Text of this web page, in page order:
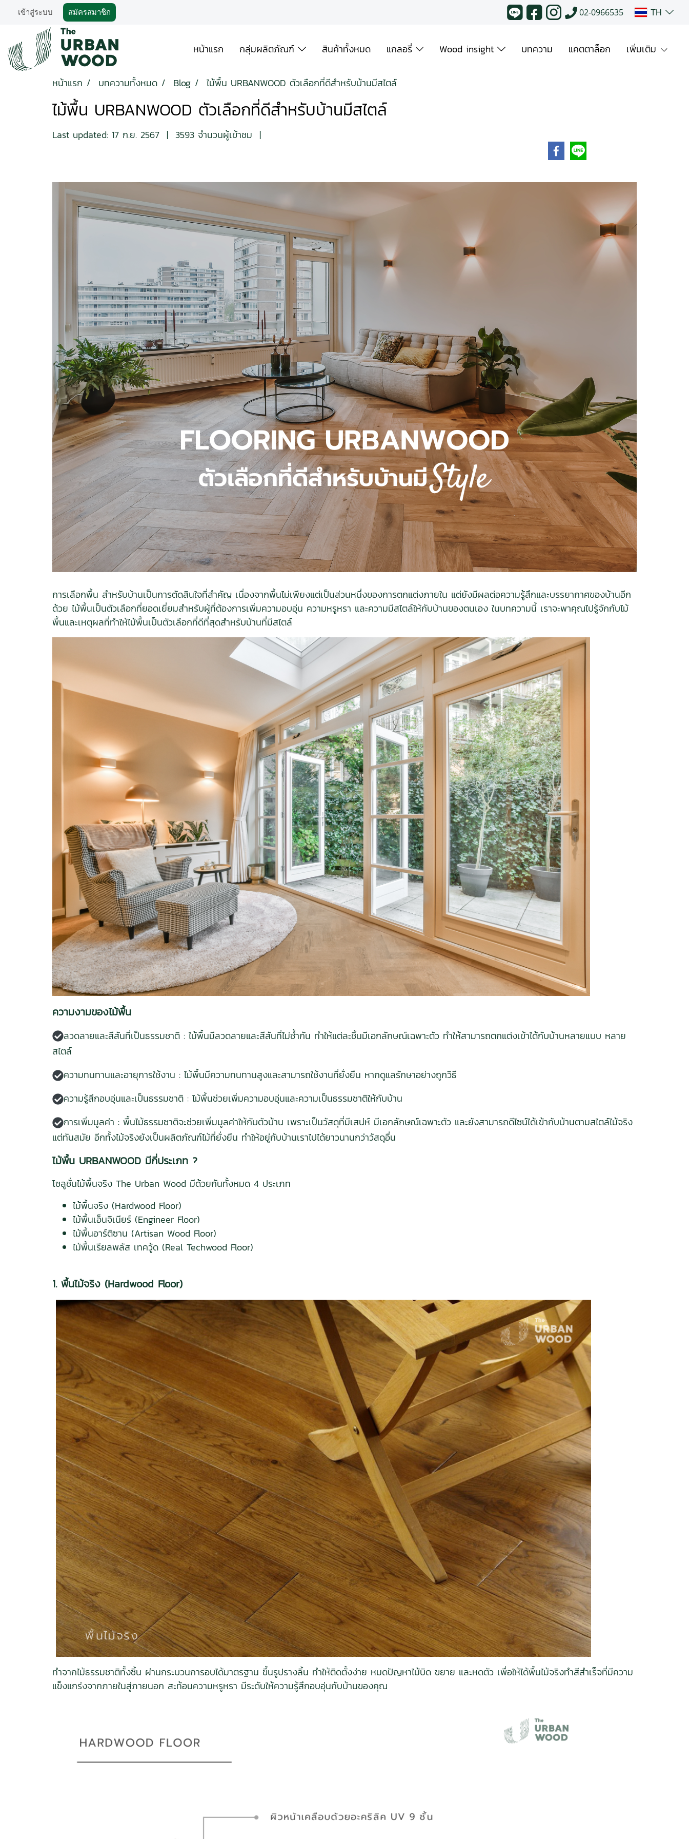
เข้าสู่ระบบ สมัครสมาชิก 02-0966535 TH
หน้าแรก กลุ่มผลิตภัณฑ์ สินค้าทั้งหมด แกลอรี่ Wood insight บทความ แคตตาล็อก เพิ่มเติม
หน้าแรก บทความทั้งหมด Blog ไม้พื้น URBANWOOD ตัวเลือกที่ดีสำหรับบ้านมีสไตล์
ไม้พื้น URBANWOOD ตัวเลือกที่ดีสำหรับบ้านมีสไตล์
Last updated: 17 ก.ย. 2567 | 3593 จำนวนผู้เข้าชม |
การเลือกพื้น สำหรับบ้านเป็นการตัดสินใจที่สำคัญ เนื่องจากพื้นไม่เพียงแต่เป็นส่วนหนึ่งของการตกแต่งภายใน แต่ยังมีผลต่อความรู้สึกและบรรยากาศของบ้านอีก
ด้วย ไม้พื้นเป็นตัวเลือกที่ยอดเยี่ยมสำหรับผู้ที่ต้องการเพิ่มความอบอุ่น ความหรูหรา และความมีสไตล์ให้กับบ้านของตนเอง ในบทความนี้ เราจะพาคุณไปรู้จักกับไม้
พื้นและเหตุผลที่ทำให้ไม้พื้นเป็นตัวเลือกที่ดีที่สุดสำหรับบ้านที่มีสไตล์
ความงามของไม้พื้น
ลวดลายและสีสันที่เป็นธรรมชาติ : ไม้พื้นมีลวดลายและสีสันที่ไม่ซ้ำกัน ทำให้แต่ละชิ้นมีเอกลักษณ์เฉพาะตัว ทำให้สามารถตกแต่งเข้าได้กับบ้านหลายแบบ หลาย
สไตล์
ความทนทานและอายุการใช้งาน : ไม้พื้นมีความทนทานสูงและสามารถใช้งานที่ยั่งยืน หากดูแลรักษาอย่างถูกวิธี
ความรู้สึกอบอุ่นและเป็นธรรมชาติ : ไม้พื้นช่วยเพิ่มความอบอุ่นและความเป็นธรรมชาติให้กับบ้าน
การเพิ่มมูลค่า : พื้นไม้ธรรมชาติจะช่วยเพิ่มมูลค่าให้กับตัวบ้าน เพราะเป็นวัสดุที่มีเสน่ห์ มีเอกลักษณ์เฉพาะตัว และยังสามารถดีไซน์ได้เข้ากับบ้านตามสไตล์ไม้จริง
แต่ทันสมัย อีกทั้งไม้จริงยังเป็นผลิตภัณฑ์ไม้ที่ยั่งยืน ทำให้อยู่กับบ้านเราไปได้ยาวนานกว่าวัสดุอื่น
ไม้พื้น URBANWOOD มีกี่ประเภท ?
โซลูชั่นไม้พื้นจริง The Urban Wood มีด้วยกันทั้งหมด 4 ประเภท
ไม้พื้นจริง (Hardwood Floor)
ไม้พื้นเอ็นจิเนียร์ (Engineer Floor)
ไม้พื้นอาร์ติซาน (Artisan Wood Floor)
ไม้พื้นเรียลพลัส เทควู้ด (Real Techwood Floor)
1. พื้นไม้จริง (Hardwood Floor)
ทำจากไม้ธรรมชาติทั้งชิ้น ผ่านกระบวนการอบได้มาตรฐาน ขึ้นรูปรางลิ้น ทําให้ติดตั้งง่าย หมดปัญหาไม้บิด ขยาย และหดตัว เพื่อให้ได้พื้นไม้จริงทําสีสําเร็จที่มีความ
แข็งแกร่งจากภายในสู่ภายนอก สะท้อนความหรูหรา มีระดับให้ความรู้สึกอบอุ่นกับบ้านของคุณ